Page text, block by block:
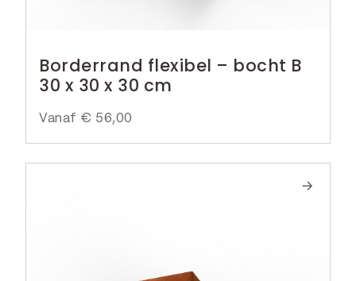
Borderrand flexibel – bocht B
30 x 30 x 30 cm
Vanaf € 56,00